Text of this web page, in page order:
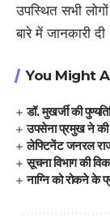
उपस्थित सभी
बारे में जानकारी
You Might
डॉ. मुखर्जी की
उपसेना प्रमुख ने की
लेफ्टिनेंट जनरल
सूचना विभाग की
नाग्नि को रोकने के